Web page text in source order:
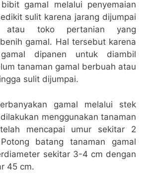
gamal melalui penyemaian
sulit karena jarang dijumpai
toko pertanian yang
gamal. Hal tersebut karena
dipanen untuk diambil
tanaman gamal berbuah atau
sulit dijumpai.
gamal melalui stek
menggunakan tanaman
mencapai umur sekitar 2
batang tanaman gamal
sekitar 3-4 cm dengan
45 cm.